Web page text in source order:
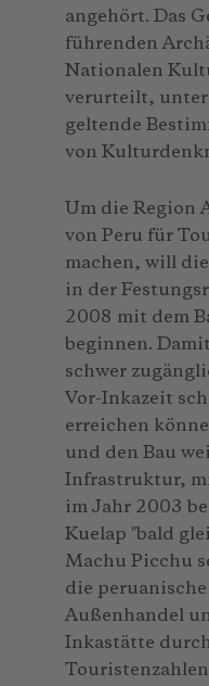
angehört. Das
führenden
Nationalen
verurteilt, unter
geltende
von
Um die Region
von Peru für
machen, will
in der
2008 mit dem
beginnen.
schwer
Vor-Inkazeit
erreichen
und den Bau
Infrastruktur,
im Jahr 2003
Kuelap ″bald
Machu Picchu
die
Außenhandel
Inkastätte